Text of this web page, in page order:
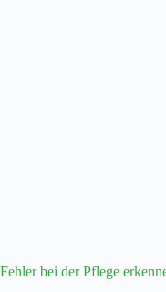
Fehler bei der Pflege